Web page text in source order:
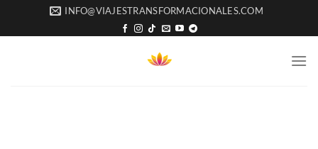
INFO@VIAJESTRANSFORMACIONALES.COM